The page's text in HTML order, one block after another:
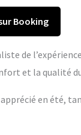
Booking
de
et la qualité
en été,